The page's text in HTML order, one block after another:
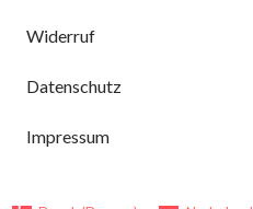
Widerruf
Datenschutz
Impressum